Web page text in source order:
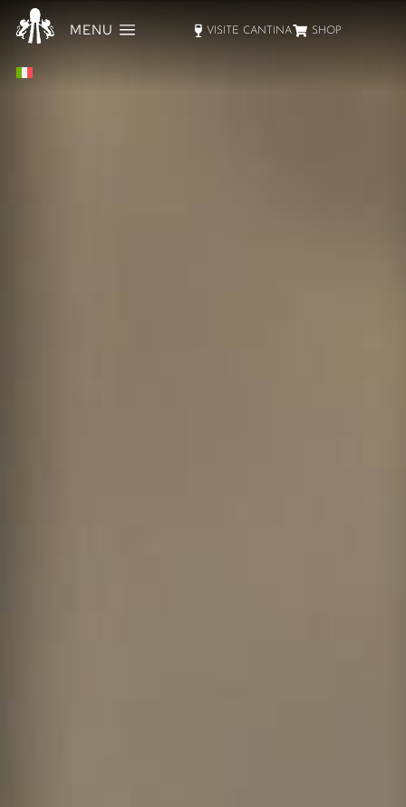
MENU VISITE CANTINA SHOP